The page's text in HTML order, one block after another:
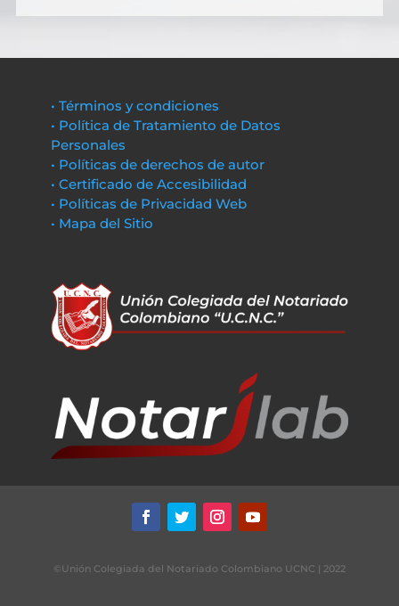
• Términos y condiciones
• Política de Tratamiento de Datos
Personales
• Políticas de derechos de autor
• Certificado de Accesibilidad
• Políticas de Privacidad Web
• Mapa del Sitio
©Unión Colegiada del Notariado Colombiano UCNC | 2022